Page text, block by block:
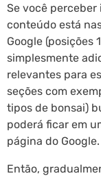
Se você perceber
conteúdo está
Google (posições
simplesmente
relevantes para
seções com
tipos de bonsai)
poderá ficar em
página do Google.
Então,